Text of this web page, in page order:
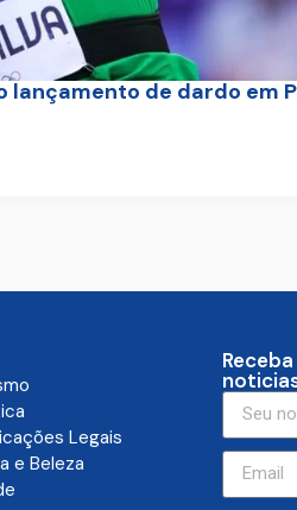
lançamento de dardo em
Legais
e Beleza